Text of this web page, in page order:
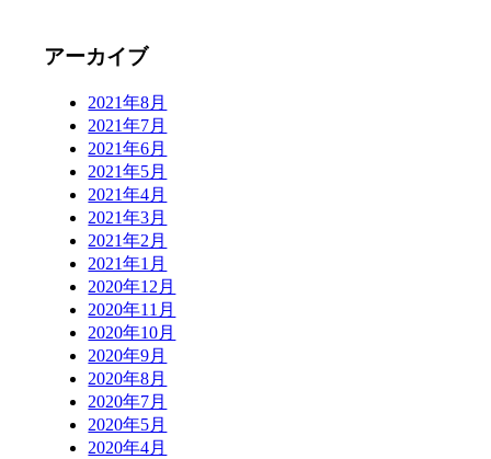
アーカイブ
2021年8月
2021年7月
2021年6月
2021年5月
2021年4月
2021年3月
2021年2月
2021年1月
2020年12月
2020年11月
2020年10月
2020年9月
2020年8月
2020年7月
2020年5月
2020年4月